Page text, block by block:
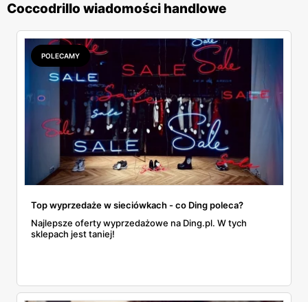
Coccodrillo wiadomości handlowe
POLECAMY
Top wyprzedaże w sieciówkach - co Ding poleca?
Najlepsze oferty wyprzedażowe na Ding.pl. W tych
sklepach jest taniej!